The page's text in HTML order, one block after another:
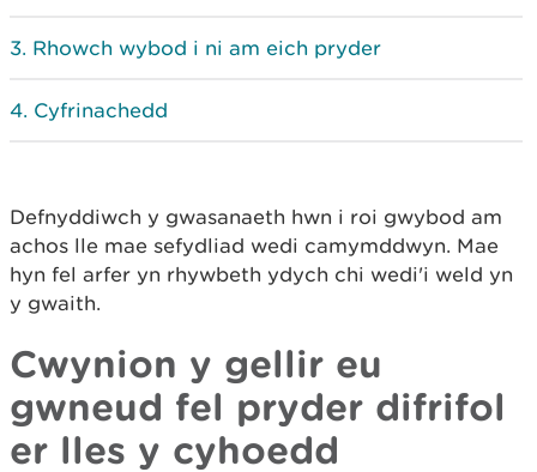
Rhowch wybod i ni am eich pryder
Cyfrinachedd
Defnyddiwch y gwasanaeth hwn i roi gwybod am
achos lle mae sefydliad wedi camymddwyn. Mae
hyn fel arfer yn rhywbeth ydych chi wedi'i weld yn
y gwaith.
Cwynion y gellir eu
gwneud fel pryder difrifol
er lles y cyhoedd